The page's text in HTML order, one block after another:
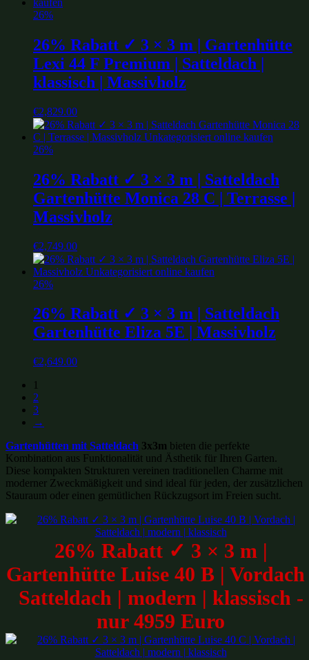
26%
26% Rabatt ✓ 3 × 3 m | Gartenhütte
Lexi 44 F Premium | Satteldach |
klassisch | Massivholz
€2,829.00
26%
26% Rabatt ✓ 3 × 3 m | Satteldach
Gartenhütte Monica 28 C | Terrasse |
Massivholz
€2,749.00
26%
26% Rabatt ✓ 3 × 3 m | Satteldach
Gartenhütte Eliza 5E | Massivholz
€2,649.00
1
2
3
→
Gartenhütten mit Satteldach 3x3m bieten die perfekte
Kombination aus Funktionalität und Ästhetik für Ihren Garten.
Diese kompakten Strukturen vereinen traditionellen Charme mit
moderner Zweckmäßigkeit und sind ideal für jeden, der zusätzlichen
Stauraum oder einen gemütlichen Rückzugsort im Freien sucht.
26% Rabatt ✓ 3 × 3 m |
Gartenhütte Luise 40 B | Vordach
Satteldach | modern | klassisch -
nur 4959 Euro